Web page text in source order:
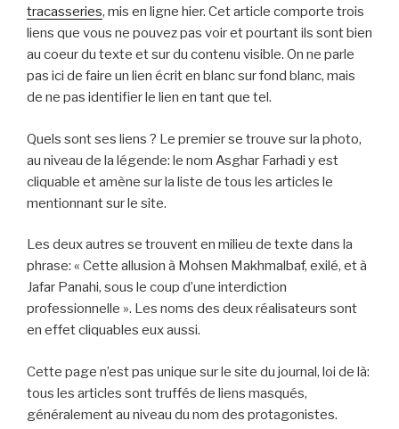
tracasseries, mis en ligne hier. Cet article comporte trois
liens que vous ne pouvez pas voir et pourtant ils sont bien
au coeur du texte et sur du contenu visible. On ne parle
pas ici de faire un lien écrit en blanc sur fond blanc, mais
de ne pas identifier le lien en tant que tel.
Quels sont ses liens ? Le premier se trouve sur la photo,
au niveau de la légende: le nom Asghar Farhadi y est
cliquable et amène sur la liste de tous les articles le
mentionnant sur le site.
Les deux autres se trouvent en milieu de texte dans la
phrase: « Cette allusion à Mohsen Makhmalbaf, exilé, et à
Jafar Panahi, sous le coup d’une interdiction
professionnelle ». Les noms des deux réalisateurs sont
en effet cliquables eux aussi.
Cette page n’est pas unique sur le site du journal, loi de là:
tous les articles sont truffés de liens masqués,
généralement au niveau du nom des protagonistes.